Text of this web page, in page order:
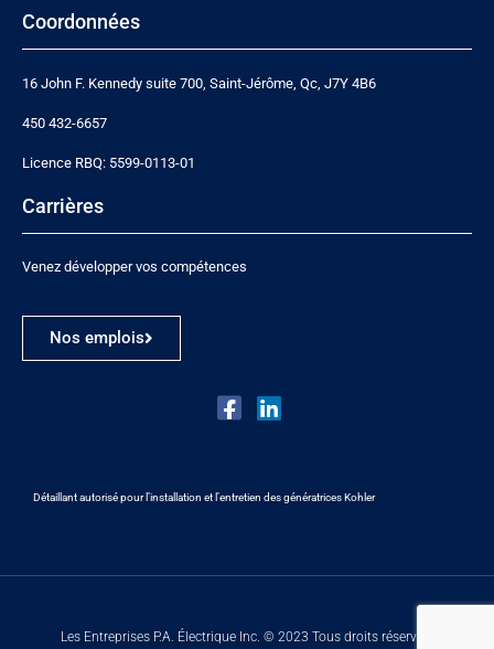
Coordonnées
16 John F. Kennedy suite 700, Saint-Jérôme, Qc, J7Y 4B6
450 432-6657
Licence RBQ: 5599-0113-01
Carrières
Venez développer vos compétences
Nos emplois
Détaillant autorisé pour l’installation et l’entretien des génératrices Kohler
Les Entreprises P.A. Électrique Inc. © 2023 Tous droits réservés.